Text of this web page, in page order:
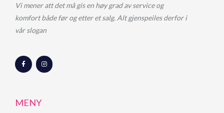
Vi mener att det må gis en høy grad av service og
komfort både før og etter et salg. Alt gjenspeiles derfor i
vår slogan
F
a
c
k
-
I
n
s
MENY